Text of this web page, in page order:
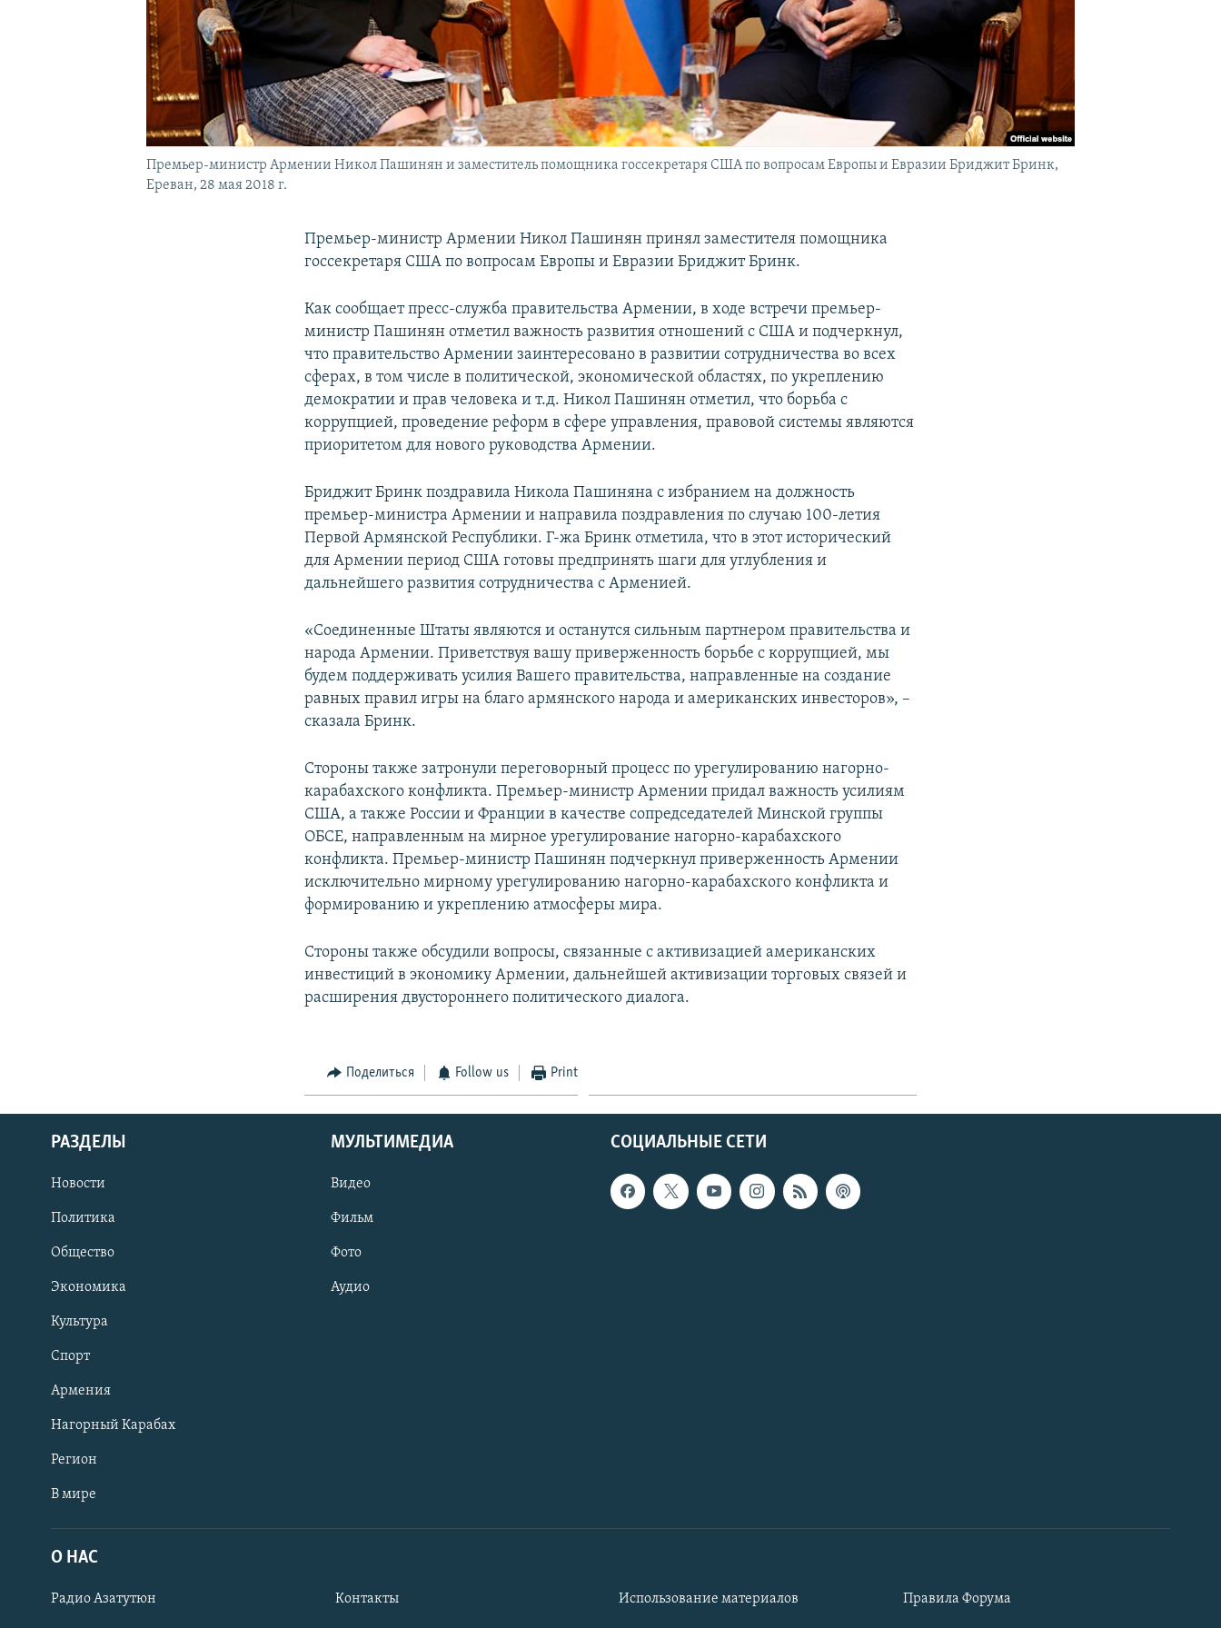
Премьер-министр Армении Никол Пашинян и заместитель помощника госсекретаря США по вопросам Европы и Евразии Бриджит Бринк,
Ереван, 28 мая 2018 г.
Премьер-министр Армении Никол Пашинян принял заместителя помощника
госсекретаря США по вопросам Европы и Евразии Бриджит Бринк.
Как сообщает пресс-служба правительства Армении, в ходе встречи премьер-
министр Пашинян отметил важность развития отношений с США и подчеркнул,
что правительство Армении заинтересовано в развитии сотрудничества во всех
сферах, в том числе в политической, экономической областях, по укреплению
демократии и прав человека и т.д. Никол Пашинян отметил, что борьба с
коррупцией, проведение реформ в сфере управления, правовой системы являются
приоритетом для нового руководства Армении.
Бриджит Бринк поздравила Никола Пашиняна с избранием на должность
премьер-министра Армении и направила поздравления по случаю 100-летия
Первой Армянской Республики. Г-жа Бринк отметила, что в этот исторический
для Армении период США готовы предпринять шаги для углубления и
дальнейшего развития сотрудничества с Арменией.
«Соединенные Штаты являются и останутся сильным партнером правительства и
народа Армении. Приветствуя вашу приверженность борьбе с коррупцией, мы
будем поддерживать усилия Вашего правительства, направленные на создание
равных правил игры на благо армянского народа и американских инвесторов», –
сказала Бринк.
Стороны также затронули переговорный процесс по урегулированию нагорно-
карабахского конфликта. Премьер-министр Армении придал важность усилиям
США, а также России и Франции в качестве сопредседателей Минской группы
ОБСЕ, направленным на мирное урегулирование нагорно-карабахского
конфликта. Премьер-министр Пашинян подчеркнул приверженность Армении
исключительно мирному урегулированию нагорно-карабахского конфликта и
формированию и укреплению атмосферы мира.
Стороны также обсудили вопросы, связанные с активизацией американских
инвестиций в экономику Армении, дальнейшей активизации торговых связей и
расширения двустороннего политического диалога.
Поделиться Follow us Print
СОЦИАЛЬНЫЕ СЕТИ
РАЗДЕЛЫ
Новости
Политика
Общество
Экономика
Культура
Спорт
Армения
Нагорный Карабах
Регион
В мире
МУЛЬТИМЕДИА
Видео
Фильм
Фото
Аудио
О НАС
Радио Азатутюн Контакты Использование материалов Правила Форума